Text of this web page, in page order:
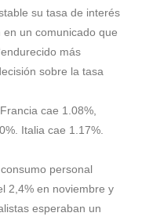
su tasa de interés
un comunicado que
más
sobre la tasa
cae 1.08%,
Italia cae 1.17%.
personal
2,4% en noviembre y
esperaban un